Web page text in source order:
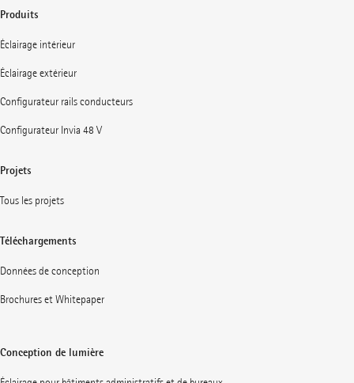
Produits
Éclairage intérieur
Éclairage extérieur
Configurateur rails conducteurs
Configurateur Invia 48 V
Projets
Tous les projets
Téléchargements
Données de conception
Brochures et Whitepaper
Conception de lumière